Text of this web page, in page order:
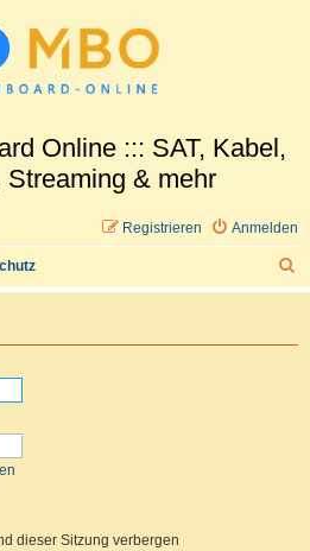
Online ::: SAT, Kabel,
Streaming & mehr
Anmelden
Registrieren
u
dieser Sitzung verbergen